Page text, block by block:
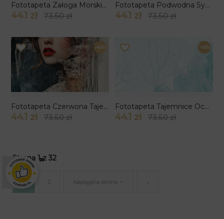
Fototapeta Załoga Morskich Psotników
44.1 zł 73.50 zł
Fototapeta Podwodna Symfonia
44.1 zł 73.50 zł
-40%
Fototapeta Czerwona Tajemnica
44.1 zł 73.50 zł
-40%
Fototapeta Tajemnice Oceanu
44.1 zł 73.50 zł
Strona 1 z 32
1 2 Następna strona
×